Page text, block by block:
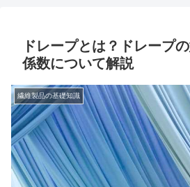
ドレープとは？ドレープ
係数について解説
繊維製品の基礎知識